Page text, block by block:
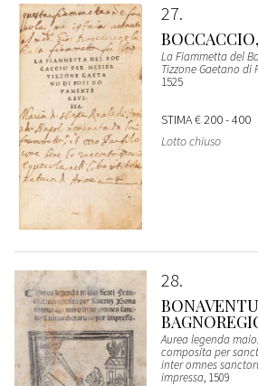
27
La Fiammetta del
Tizzone Gaetano di
1525
STIMA€ 200 - 400
Lotto chiuso
28
Aurea legenda
composita per
inter omnes
impressa, 1509